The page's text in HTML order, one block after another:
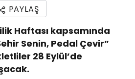
PAYLAŞ
Haftası kapsamında
Senin, Pedal Çevir”
28 Eylül’de